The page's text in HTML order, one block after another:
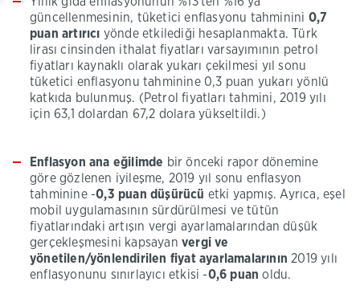
güncellenmesinin, tüketici enflasyonu tahminini 0,7
puan artırıcı yönde etkilediği hesaplanmakta. Türk
lirası cinsinden ithalat fiyatları varsayımının petrol
fiyatları kaynaklı olarak yukarı çekilmesi yıl sonu
tüketici enflasyonu tahminine 0,3 puan yukarı yönlü
katkıda bulunmuş. (Petrol fiyatları tahmini, 2019 yılı
için 63,1 dolardan 67,2 dolara yükseltildi.)
Enflasyon ana eğilimde bir önceki rapor dönemine
göre gözlenen iyileşme, 2019 yıl sonu enflasyon
tahminine -0,3 puan düşürücü etki yapmış. Ayrıca, eşel
mobil uygulamasının sürdürülmesi ve tütün
fiyatlarındaki artışın vergi ayarlamalarından düşük
gerçekleşmesini kapsayan vergi ve
yönetilen/yönlendirilen fiyat ayarlamalarının 2019 yılı
enflasyonunu sınırlayıcı etkisi -0,6 puan oldu.​